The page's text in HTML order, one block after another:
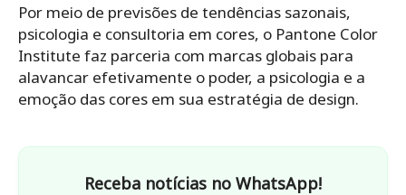
Por meio de previsões de tendências sazonais,
psicologia e consultoria em cores, o Pantone Color
Institute faz parceria com marcas globais para
alavancar efetivamente o poder, a psicologia e a
emoção das cores em sua estratégia de design.
Receba notícias no WhatsApp!